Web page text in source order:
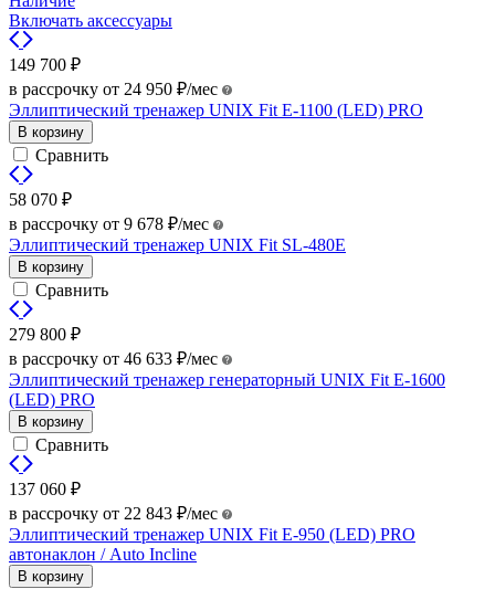
Включать аксессуары
149 700 ₽
в рассрочку от 24 950 ₽/мес
Эллиптический тренажер UNIX Fit E-1100 (LED) PRO
В корзину
Сравнить
58 070 ₽
в рассрочку от 9 678 ₽/мес
Эллиптический тренажер UNIX Fit SL-480E
В корзину
Сравнить
279 800 ₽
в рассрочку от 46 633 ₽/мес
Эллиптический тренажер генераторный UNIX Fit E-1600
(LED) PRO
В корзину
Сравнить
137 060 ₽
в рассрочку от 22 843 ₽/мес
Эллиптический тренажер UNIX Fit E-950 (LED) PRO
автонаклон / Auto Incline
В корзину